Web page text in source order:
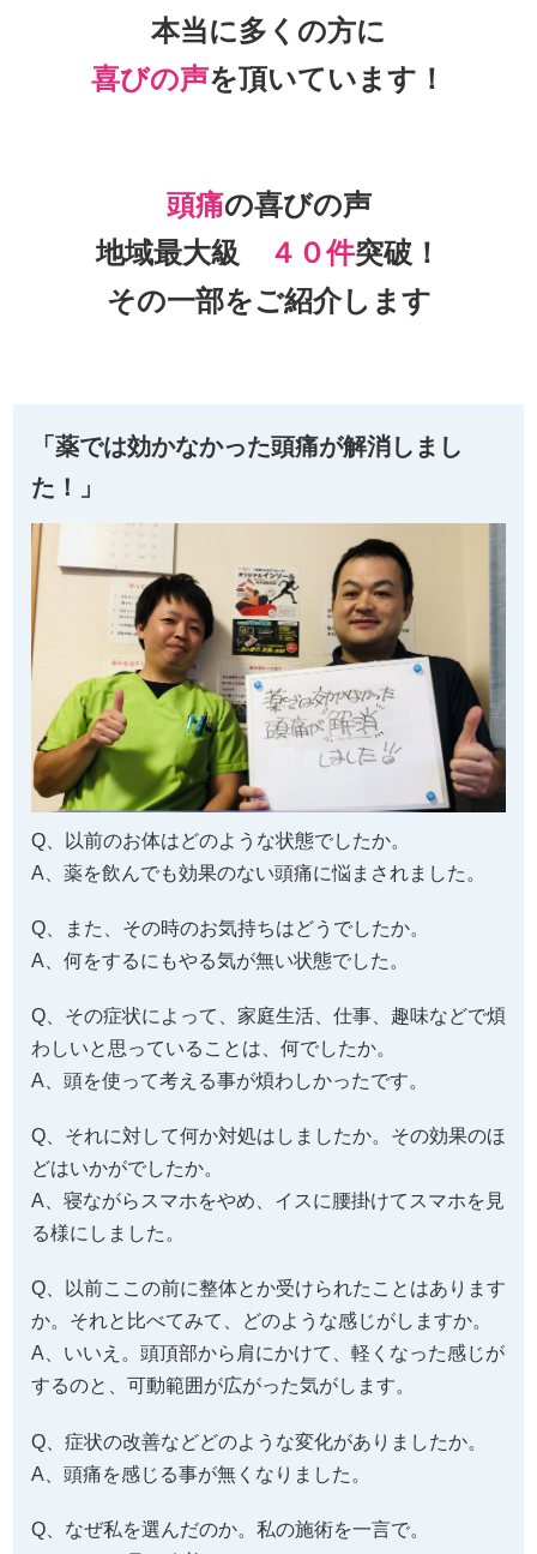
本当に多くの方に
喜びの声を頂いています！
頭痛の喜びの声
地域最大級
４０件突破！
その一部をご紹介します
「薬では効かなかった頭痛が解消しまし
た！」
Q、以前のお体はどのような状態でしたか。
A、薬を飲んでも効果のない頭痛に悩まされました。
Q、また、その時のお気持ちはどうでしたか。
A、何をするにもやる気が無い状態でした。
Q、その症状によって、家庭生活、仕事、趣味などで煩
わしいと思っていることは、何でしたか。
A、頭を使って考える事が煩わしかったです。
Q、それに対して何か対処はしましたか。その効果のほ
どはいかがでしたか。
A、寝ながらスマホをやめ、イスに腰掛けてスマホを見
る様にしました。
Q、以前ここの前に整体とか受けられたことはあります
か。それと比べてみて、どのような感じがしますか。
A、いいえ。頭頂部から肩にかけて、軽くなった感じが
するのと、可動範囲が広がった気がします。
Q、症状の改善などどのような変化がありましたか。
A、頭痛を感じる事が無くなりました。
Q、なぜ私を選んだのか。私の施術を一言で。